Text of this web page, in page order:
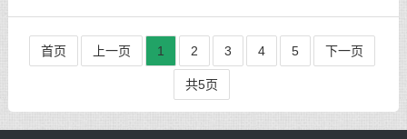
首页 上一页 1 2 3 4 5 下一页
共5页